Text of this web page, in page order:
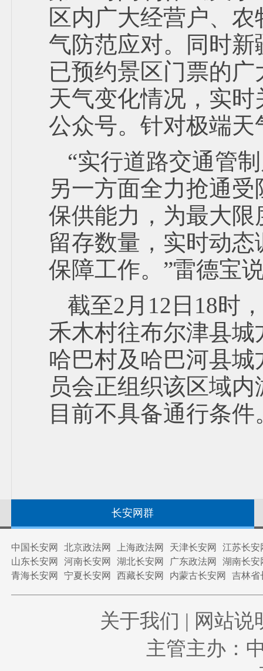
区内广大经营户、
气防范应对。同时
已预约景区门票的
天气变化情况，实
公众号。针对极端
“实行道路交通管
另一方面全力抢通
保供能力，为最大
留存数量，实时动
保障工作。”雷德宝
截至2月12日18时
禾木村往布尔津县
哈巴村及哈巴河县
员会正组织该区域
目前不具备通行条件
长安网群
中国长安网 北京政法网 上海政法网 天津长安网
江苏长安
山东长安网
河南长安网 湖北长安网 广东政法网
湖南长安
青海长安网
宁夏长安网 西藏长安网 内蒙古长安网 吉林省
关于我们 | 网站说
主管主办：